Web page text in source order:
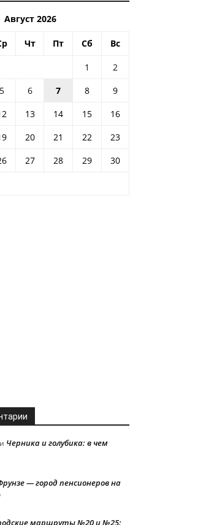
Август 2026
Чт Пт Сб Вс
1
2
5 6 7 8
9
13 14 15
16
20 21 22
23
27 28 29
30
Черника и голубика: в чем
— город пенсионеров на
маршруты №20 и №25: